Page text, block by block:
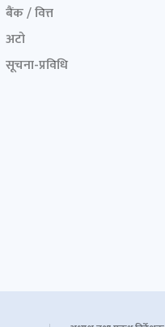
बैंक / वित्त
अटो
सूचना-प्रविधि